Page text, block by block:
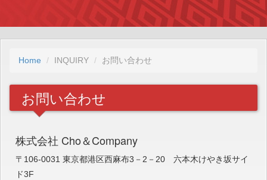
Home INQUIRY お問い合わせ
お問い合わせ
株式会社 Cho＆Company
〒106-0031 東京都港区西麻布3－2－20 六本木けやき坂サイ
ド3F